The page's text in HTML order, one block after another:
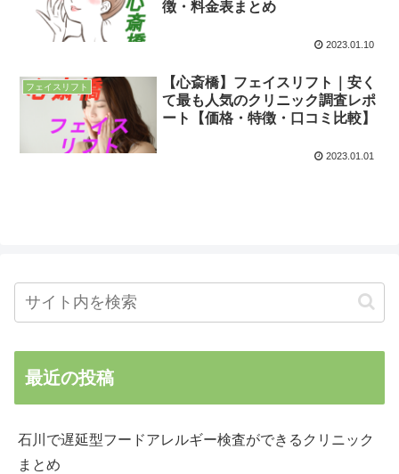
徴・料金表まとめ
2023.01.10
フェイスリフト
【心斎橋】フェイスリフト｜安く
て最も人気のクリニック調査レポ
ート【価格・特徴・口コミ比較】
2023.01.01
最近の投稿
石川で遅延型フードアレルギー検査ができるクリニック
まとめ